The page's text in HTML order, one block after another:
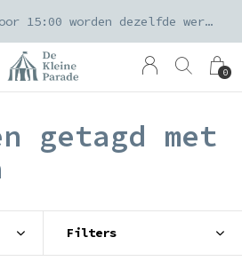
0
Orders geplaatst voor 15:00 worden dezelfde werkdag verzonden
getagd met
Filters